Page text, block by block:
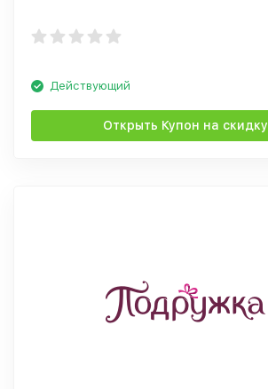
Действующий
Открыть Купон на скидку